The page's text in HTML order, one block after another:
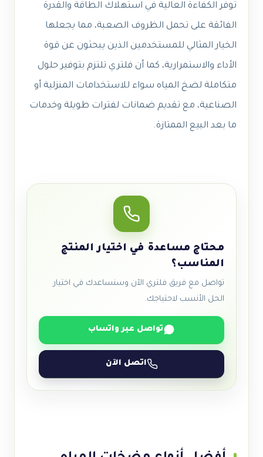
توفر الكفاءة العالية في استهلاك الطاقة والقدرة
الفائقة على تحمل الظروف الصعبة، مما يجعلها
الخيار المثالي للمستخدمين الذين يبحثون عن قوة
الأداء والاستمرارية، كما أن فلتري تلتزم بتوفير حلول
متكاملة لضخ المياه سواء للاستخدامات المنزلية أو
الصناعية، مع تقديم ضمانات لفترات طويلة وخدمات
ما بعد البيع الممتازة.
محتاج مساعدة في اختيار المنتج
المناسب؟
تواصل مع فريق فلتري الآن وسنساعدك في اختيار
الحل الأنسب لاحتياجك.
تواصل عبر واتساب
اتصل الآن